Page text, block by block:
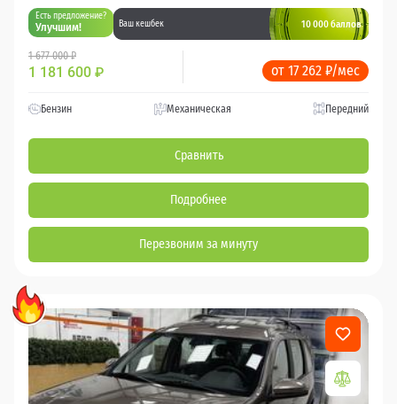
Есть предложение?
Улучшим! Ваш кешбек 10 000 баллов
1 677 000 ₽
1 181 600 ₽ от 17 262 ₽/мес
Бензин Механическая Передний
Сравнить
Подробнее
Перезвоним за минуту